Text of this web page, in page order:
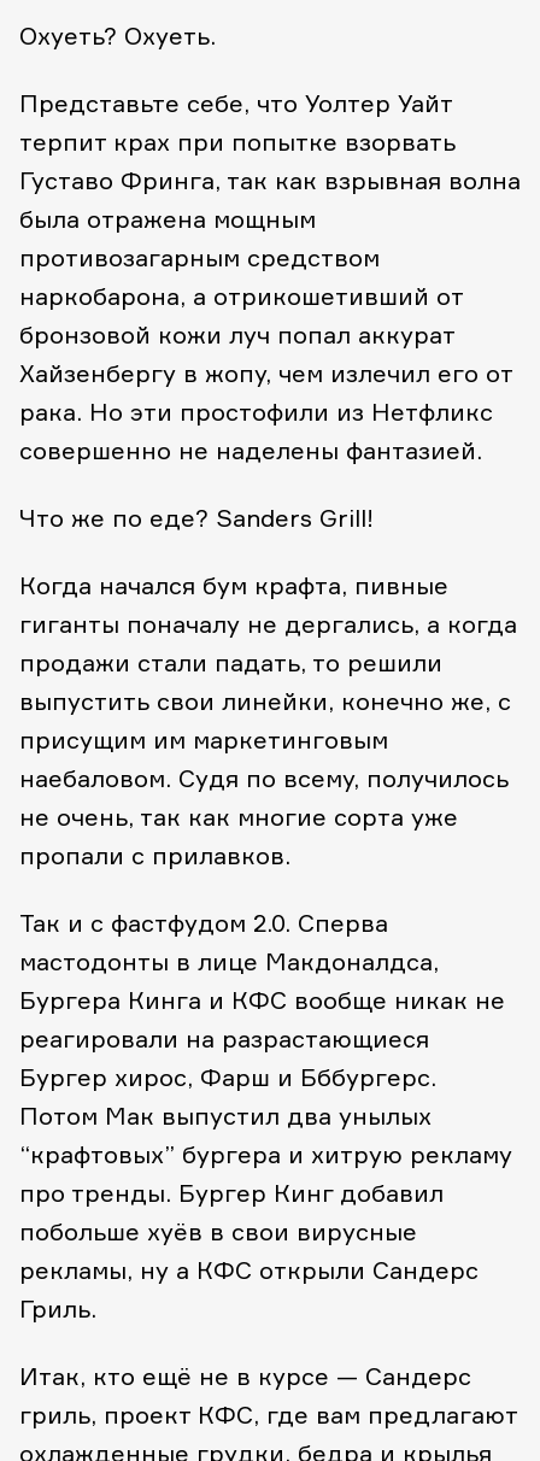
Охуеть? Охуеть.
Представьте себе, что Уолтер Уайт
терпит крах при попытке взорвать
Густаво Фринга, так как взрывная волна
была отражена мощным
противозагарным средством
наркобарона, а отрикошетивший от
бронзовой кожи луч попал аккурат
Хайзенбергу в жопу, чем излечил его от
рака. Но эти простофили из Нетфликс
совершенно не наделены фантазией.
Что же по еде? Sanders Grill!
Когда начался бум крафта, пивные
гиганты поначалу не дергались, а когда
продажи стали падать, то решили
выпустить свои линейки, конечно же, с
присущим им маркетинговым
наебаловом. Судя по всему, получилось
не очень, так как многие сорта уже
пропали с прилавков.
Так и с фастфудом 2.0. Сперва
мастодонты в лице Макдоналдса,
Бургера Кинга и КФС вообще никак не
реагировали на разрастающиеся
Бургер хирос, Фарш и Бббургерс.
Потом Мак выпустил два унылых
“крафтовых” бургера и хитрую рекламу
про тренды. Бургер Кинг добавил
побольше хуёв в свои вирусные
рекламы, ну а КФС открыли Сандерс
Гриль.
Итак, кто ещё не в курсе — Сандерс
гриль, проект КФС, где вам предлагают
охлажденные грудки, бедра и крылья